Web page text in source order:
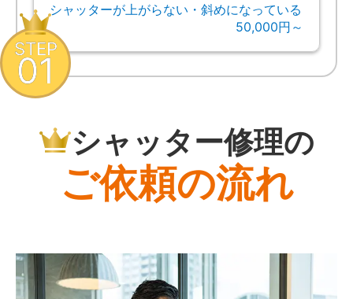
シャッターが上がらない・斜めになっている
50,000円～
シャッター修理の
ご依頼の流れ
STEP
01